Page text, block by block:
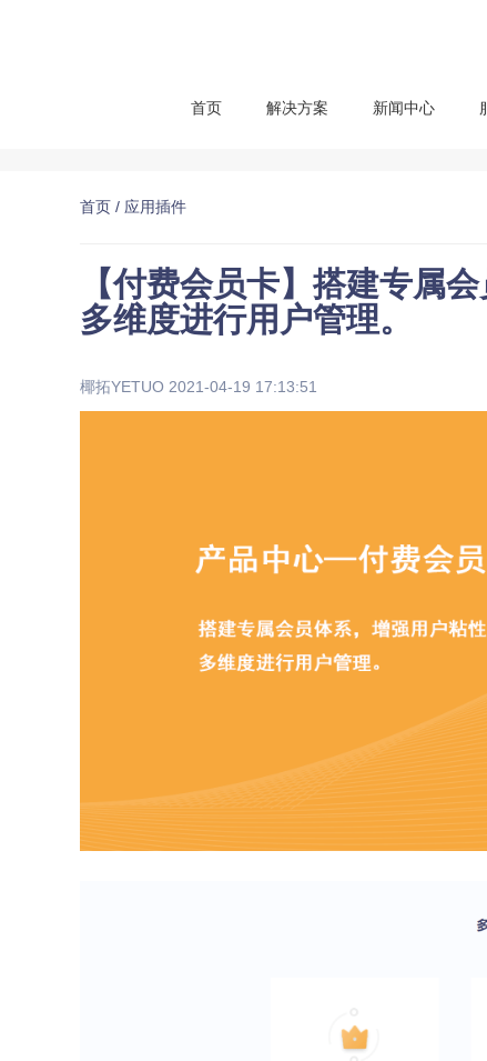
首页 解决方案 新闻中心
首页 / 应用插件
【付费会员卡】搭建专属
多维度进行用户管理。
椰拓YETUO 2021-04-19 17:13:51